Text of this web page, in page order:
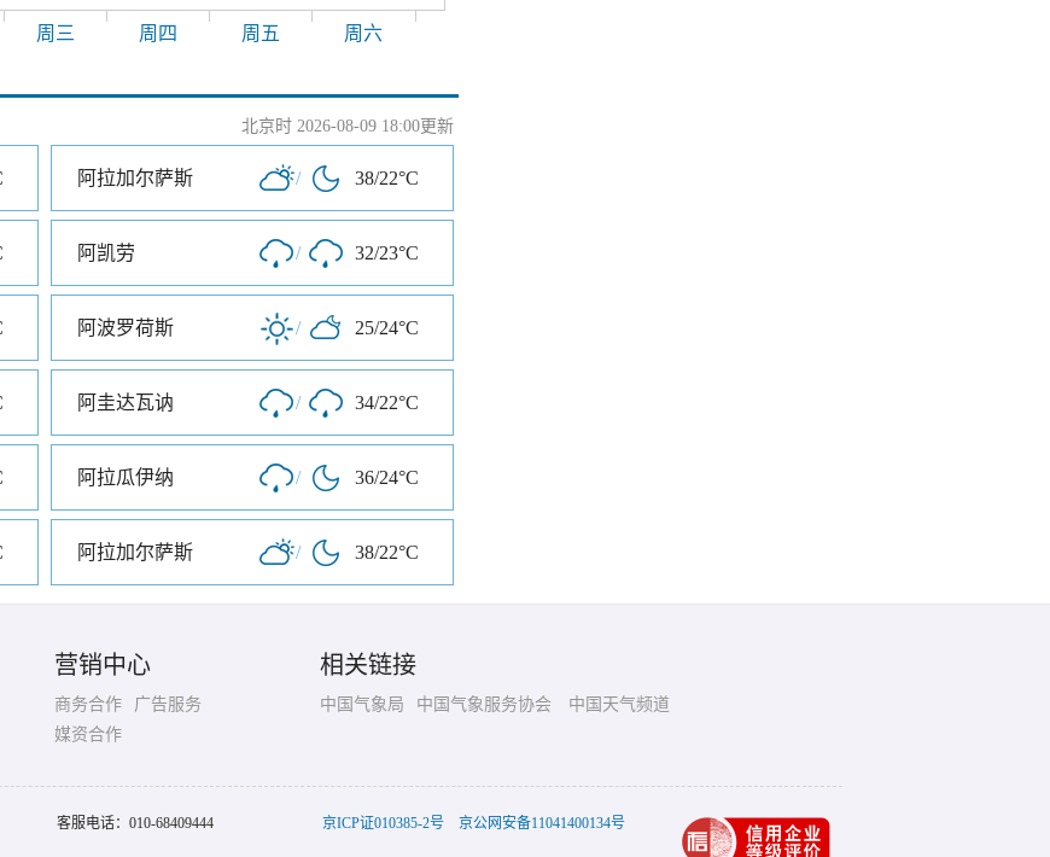
周三 周四 周五 周六
北京时 2026-08-09 18:00更新
阿拉加尔萨斯 / 38/22°C
阿凯劳 / 32/23°C
阿波罗荷斯 / 25/24°C
阿圭达瓦讷 / 34/22°C
阿拉瓜伊纳 / 36/24°C
阿拉加尔萨斯 / 38/22°C
营销中心
商务合作
广告服务
媒资合作
相关链接
中国气象局 中国气象服务协会 中国天气频道
客服电话： 010-68409444 京ICP证010385-2号 京公网安备11041400134号